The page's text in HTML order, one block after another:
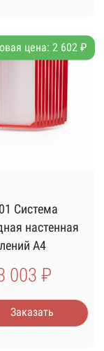
цена: 2 602 ₽
Система
настенная
А4
003 ₽
Заказать